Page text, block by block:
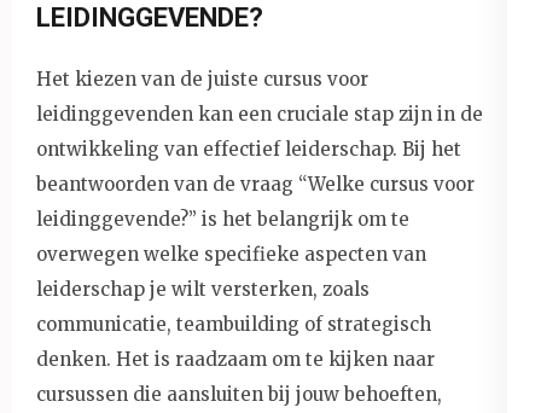
LEIDINGGEVENDE?
Het kiezen van de juiste cursus voor
leidinggevenden kan een cruciale stap zijn in de
ontwikkeling van effectief leiderschap. Bij het
beantwoorden van de vraag “Welke cursus voor
leidinggevende?” is het belangrijk om te
overwegen welke specifieke aspecten van
leiderschap je wilt versterken, zoals
communicatie, teambuilding of strategisch
denken. Het is raadzaam om te kijken naar
cursussen die aansluiten bij jouw behoeften,